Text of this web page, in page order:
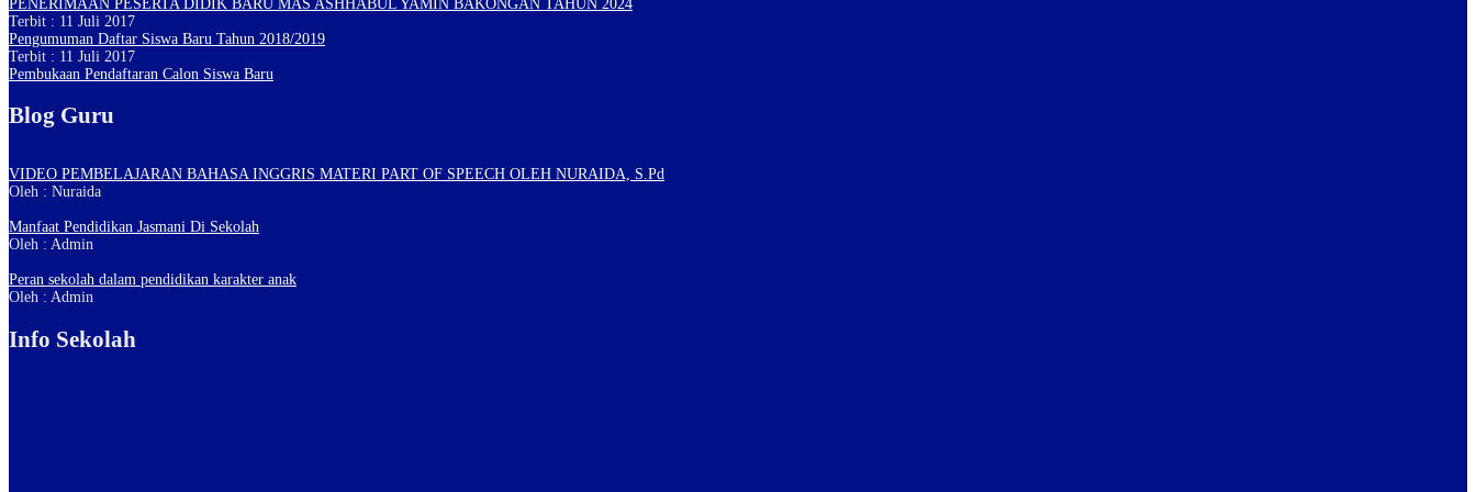
PENERIMAAN PESERTA DIDIK BARU MAS ASHHABUL YAMIN BAKONGAN TAHUN 2024
Terbit : 11 Juli 2017
Pengumuman Daftar Siswa Baru Tahun 2018/2019
Terbit : 11 Juli 2017
Pembukaan Pendaftaran Calon Siswa Baru
Blog Guru
VIDEO PEMBELAJARAN BAHASA INGGRIS MATERI PART OF SPEECH OLEH NURAIDA, S.Pd
Oleh : Nuraida
Manfaat Pendidikan Jasmani Di Sekolah
Oleh : Admin
Peran sekolah dalam pendidikan karakter anak
Oleh : Admin
Info Sekolah